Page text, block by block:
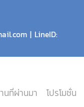
| LineID:
นที่ผ่านมา
โปรโมชั่น